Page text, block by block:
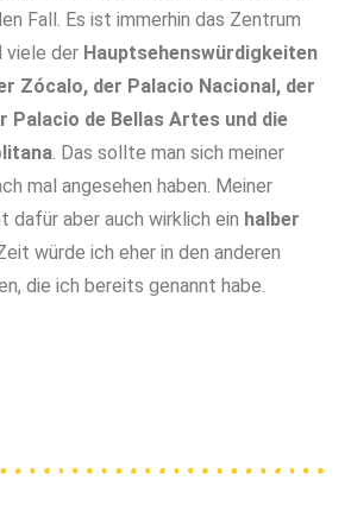
Fall. Es ist immerhin das Zentrum
viele der Hauptsehenswürdigkeiten
Zócalo, der Palacio Nacional, der
Palacio de Bellas Artes und die
. Das sollte man sich meiner
mal angesehen haben. Meiner
dafür aber auch wirklich ein halber
würde ich eher in den anderen
die ich bereits genannt habe.